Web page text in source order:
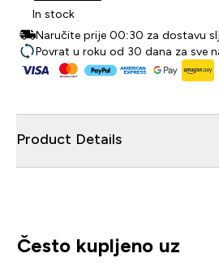
In stock
Naručite prije 00:30 za dostavu
Povrat u roku od 30 dana za sve
Product Details
Često kupljeno uz